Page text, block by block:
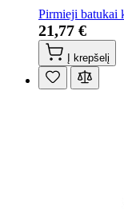
Pirmieji batukai
21,77 €
Į krepšelį